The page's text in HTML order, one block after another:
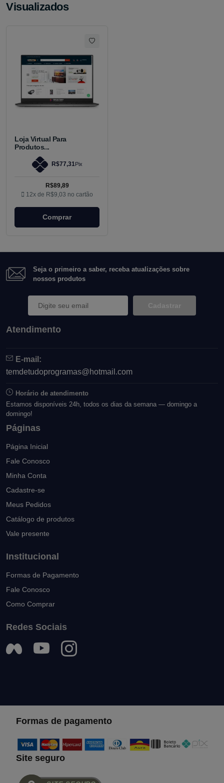
Visualizados
Loja Virtual Para
Produtos...
R$77,31 Pix
R$89,89
12x de R$9,03 no cartão
Comprar
Seja o primeiro a saber, receba atualizações sobre
nossos produtos
Cadastrar
Atendimento
E-mail:
temdetudoprogramas@hotmail.com
Horário de atendimento
Estamos disponíveis 24h, todos os dias da semana — domingo a
domingo!
Páginas
Página Inicial
Fale Conosco
Minha Conta
Cadastre-se
Meus Pedidos
Catálogo de produtos
Vale presente
Institucional
Formas de Pagamento
Fale Conosco
Como Comprar
Redes Sociais
Formas de pagamento
Site seguro